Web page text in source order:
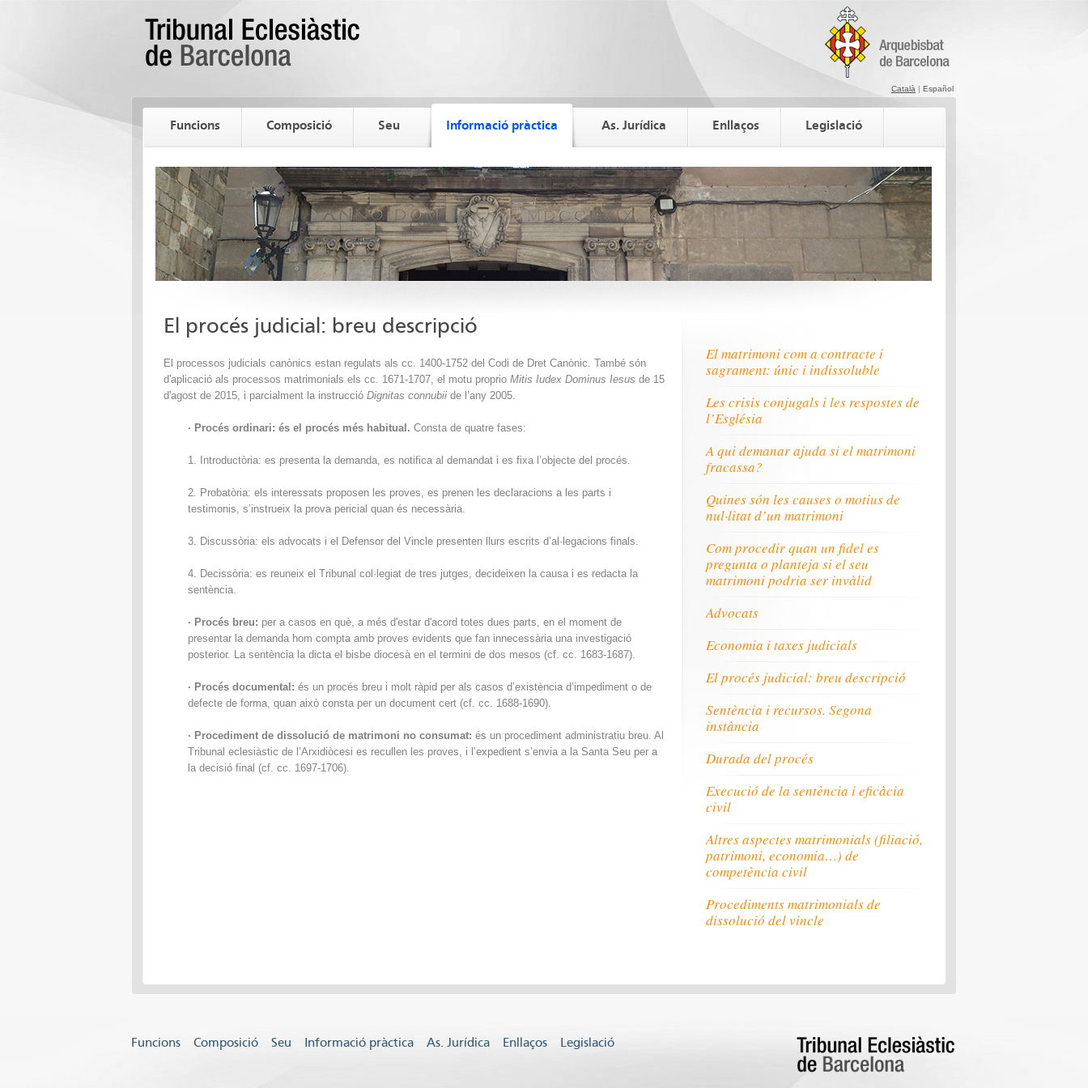
Català | Español
Funcions Composició Seu Informació pràctica As. Jurídica Enllaços Legislació
El procés judicial: breu descripció
El processos judicials canònics estan regulats als cc. 1400-1752 del Codi de Dret Canònic. També són
d'aplicació als processos matrimonials els cc. 1671-1707, el motu proprio Mitis Iudex Dominus Iesus de 15
d'agost de 2015, i parcialment la instrucció Dignitas connubii de l’any 2005.
· Procés ordinari: és el procés més habitual. Consta de quatre fases:
1. Introductòria: es presenta la demanda, es notifica al demandat i es fixa l’objecte del procés.
2. Probatòria: els interessats proposen les proves, es prenen les declaracions a les parts i
testimonis, s’instrueix la prova pericial quan és necessària.
3. Discussòria: els advocats i el Defensor del Vincle presenten llurs escrits d’al·legacions finals.
4. Decissòria: es reuneix el Tribunal col·legiat de tres jutges, decideixen la causa i es redacta la
sentència.
· Procés breu: per a casos en què, a més d'estar d'acord totes dues parts, en el moment de
presentar la demanda hom compta amb proves evidents que fan innecessària una investigació
posterior. La sentència la dicta el bisbe diocesà en el termini de dos mesos (cf. cc. 1683-1687).
· Procés documental: és un procés breu i molt ràpid per als casos d’existència d’impediment o de
defecte de forma, quan això consta per un document cert (cf. cc. 1688-1690).
· Procediment de dissolució de matrimoni no consumat: és un procediment administratiu breu. Al
Tribunal eclesiàstic de l’Arxidiòcesi es recullen les proves, i l’expedient s’envia a la Santa Seu per a
la decisió final (cf. cc. 1697-1706).
El matrimoni com a contracte i
sagrament: únic i indissoluble
Les crisis conjugals i les respostes de
l’Església
A qui demanar ajuda si el matrimoni
fracassa?
Quines són les causes o motius de
nul·litat d’un matrimoni
Com procedir quan un fidel es
pregunta o planteja si el seu
matrimoni podria ser invàlid
Advocats
Economia i taxes judicials
El procés judicial: breu descripció
Sentència i recursos. Segona
instància
Durada del procés
Execució de la sentència i eficàcia
civil
Altres aspectes matrimonials (filiació,
patrimoni, economia…) de
competència civil
Procediments matrimonials de
dissolució del vincle
Funcions Composició Seu Informació pràctica As. Jurídica Enllaços Legislació